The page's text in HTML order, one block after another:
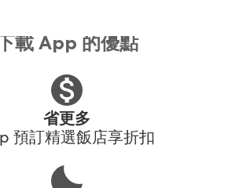
載 App 的優點
省更多
預訂精選飯店享折扣